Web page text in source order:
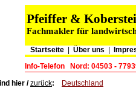
Pfeiffer &
Fachmakler für
Startseite| Über uns
Info-Telefon
Nord: 04503 -
hier /zurück: Deutschland